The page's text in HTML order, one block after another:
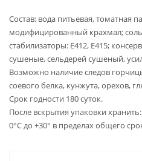
Состав: вода питьевая, томатная
модифицированный крахмал;
стабилизаторы: Е412, Е415;
сушеные, сельдерей сушеный,
Возможно наличие следов
соевого белка, кунжута, орехов,
Срок годности 180 суток.
После вскрытия упаковки
0°С до +30° в пределах общего